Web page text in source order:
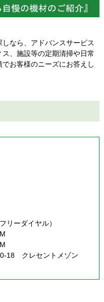
なら、アドバンスサービス
、施設等の定期清掃や日常
お客様のニーズにお答えし
リーダイヤル）
18 クレセントメゾン